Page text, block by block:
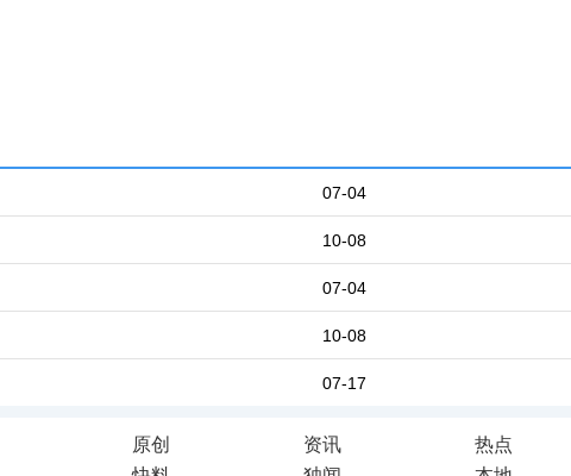
07-04
10-08
07-04
10-08
07-17
原创 资讯
热点